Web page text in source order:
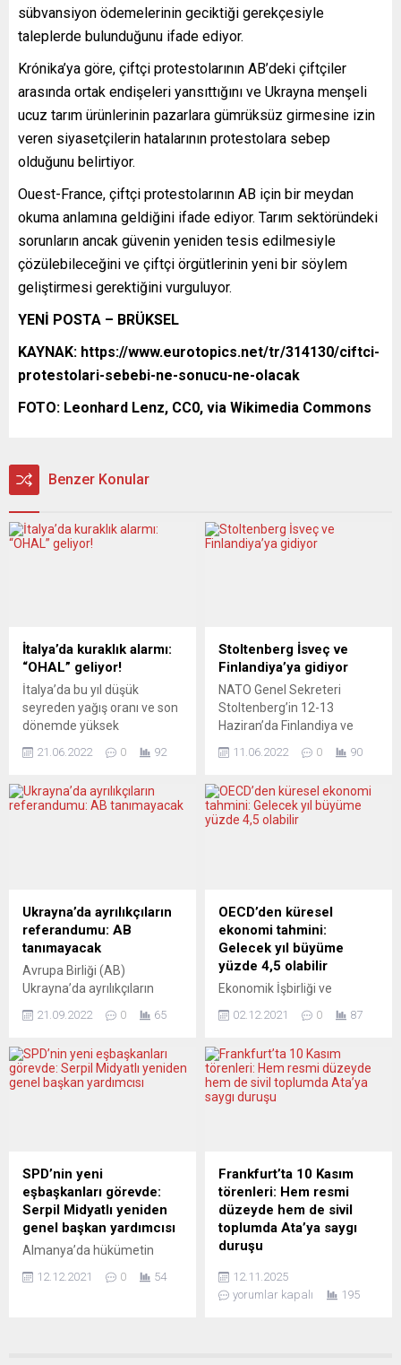
sübvansiyon ödemelerinin geciktiği gerekçesiyle
taleplerde bulunduğunu ifade ediyor.
Krónika’ya göre, çiftçi protestolarının AB’deki çiftçiler
arasında ortak endişeleri yansıttığını ve Ukrayna menşeli
ucuz tarım ürünlerinin pazarlara gümrüksüz girmesine izin
veren siyasetçilerin hatalarının protestolara sebep
olduğunu belirtiyor.
Ouest-France, çiftçi protestolarının AB için bir meydan
okuma anlamına geldiğini ifade ediyor. Tarım sektöründeki
sorunların ancak güvenin yeniden tesis edilmesiyle
çözülebileceğini ve çiftçi örgütlerinin yeni bir söylem
geliştirmesi gerektiğini vurguluyor.
YENİ POSTA – BRÜKSEL
KAYNAK: https://www.eurotopics.net/tr/314130/ciftci-
protestolari-sebebi-ne-sonucu-ne-olacak
FOTO: Leonhard Lenz, CC0, via Wikimedia Commons
Benzer Konular
İtalya’da kuraklık alarmı:
“OHAL” geliyor!
İtalya’da bu yıl düşük
seyreden yağış oranı ve son
dönemde yüksek
kuraklık nedeniyle alarm
haberlerde, başkent
Roma’nın içinde bulunduğu
kuraklıktan etkilenen
kuzeydeki bazı bölgelerin de
benzer tedbiri alacağı
belirtildi. Lazio Bölgesel...
21.06.2022 0 92
Stoltenberg İsveç ve
Finlandiya’ya gidiyor
NATO Genel Sekreteri
Stoltenberg’in 12-13
Haziran’da Finlandiya ve
bulunacağı açıklandı. NATO,
rağmen iki ülkenin üyeliğine
olan inancını bir kez daha
yönelik Türkiye’nin
çekincelerinin aşılması için
görüşme trafiği tam hız
sürüyor. NATO Genel
Sekreteri Jens
Stoltenberg’in 12-13
Haziran...
11.06.2022 0 90
Ukrayna’da ayrılıkçıların
referandumu: AB
tanımayacak
Avrupa Birliği (AB)
Ukrayna’da ayrılıkçıların
referandumu
eylemi ”Rusya’nın yasa dışı
askeri kontrolünü
Borrell’in ofisinden,
Ukrayna’nın doğusundaki
ayrılıkçıların
düzenleyeceklerini açıkladığı
referandumla ilgili yazılı
açıklama yapıldı. “Bu,
Rusya’nın yasa dışı askeri
21.09.2022 0 65
OECD’den küresel
ekonomi tahmini:
Gelecek yıl büyüme
yüzde 4,5 olabilir
Ekonomik İşbirliği ve
raporunda, küresel
ana riskin, mevcut enflasyon
artışının daha uzun sürmesi
ve beklentilerden daha fazla
Raporu yayımlandı.
Raporda, en son eylül ayında
küresel ekonomi için bu yıl
yüzde 5,7 olan büyüme
tahmininin...
02.12.2021 0 87
SPD’nin yeni
eşbaşkanları görevde:
Serpil Midyatlı yeniden
genel başkan yardımcısı
Almanya’da hükümetin
Demokrat Parti’nin (SPD)
12.12.2021 0 54
Frankfurt’ta 10 Kasım
törenleri: Hem resmi
düzeyde hem de sivil
toplumda Ata’ya saygı
duruşu
Mustafa Kemal Atatürk,
ölümünün 87’nci yılında yurt
12.11.2025
yorumlar kapalı
195